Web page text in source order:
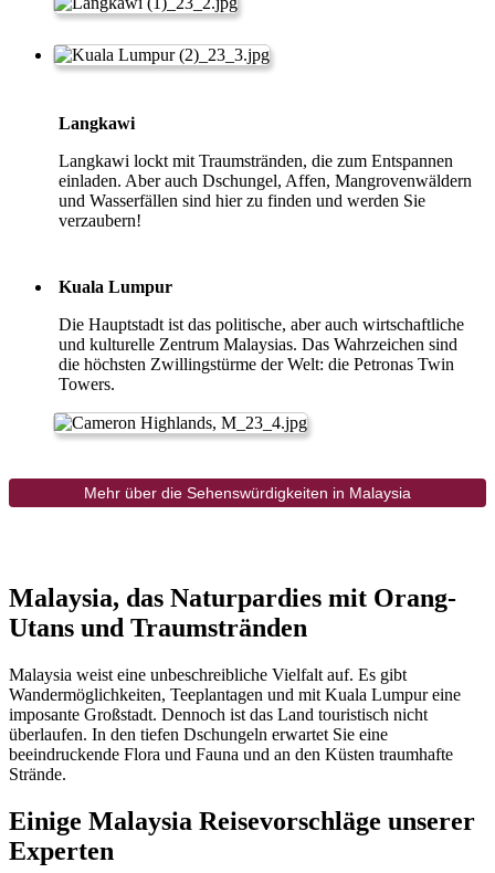
Langkawi
Langkawi lockt mit Traumstränden, die zum Entspannen
einladen. Aber auch Dschungel, Affen, Mangrovenwäldern
und Wasserfällen sind hier zu finden und werden Sie
verzaubern!
Kuala Lumpur
Die Hauptstadt ist das politische, aber auch wirtschaftliche
und kulturelle Zentrum Malaysias. Das Wahrzeichen sind
die höchsten Zwillingstürme der Welt: die Petronas Twin
Towers.
Mehr über die Sehenswürdigkeiten in Malaysia
Malaysia, das Naturpardies mit Orang-
Utans und Traumstränden
Malaysia weist eine unbeschreibliche Vielfalt auf. Es gibt
Wandermöglichkeiten, Teeplantagen und mit Kuala Lumpur eine
imposante Großstadt. Dennoch ist das Land touristisch nicht
überlaufen. In den tiefen Dschungeln erwartet Sie eine
beeindruckende Flora und Fauna und an den Küsten traumhafte
Strände.
Einige Malaysia Reisevorschläge unserer
Experten